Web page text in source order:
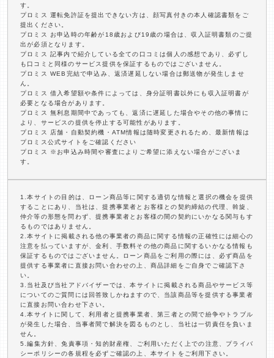
す。
プロミス 運転免許証を提出できない方は、顔写真付きの本人確認書類をご
提出ください。
プロミス お申込時の年齢が18歳および19歳の場合は、収入証明書類のご提
出が必須となります。
プロミス 記事内で紹介している全ての口コミは個人の感想であり、必ずし
も口コミと同様のサービス提供を保証するものではございません。
プロミス WEB完結で申込み、返済遅延しない場合は郵送物が発生しませ
ん。
プロミス 借入希望額や条件によっては、身分証明書以外にも収入証明書が
必要となる場合があります。
プロミス 無利息期間中であっても、返済に遅延した場合やその他の事情に
より、サービスの提供を停止する可能性があります。
プロミス 店舗・自動契約機・ATM情報は随時変更されるため、最新情報は
プロミス公式サイトをご確認ください
プロミス ※お申込み時間や審査によりご希望に添えない場合がございま
す。
1.本サイトの目的は、ローン商品等に関する適切な情報と選択の機会を提供
することにあり、当社は、提携事業者とお客様との契約締結の代理、斡旋、
仲介等の形態を問わず、提携事業者とお客様の間の契約にいかなる関与もす
るものではありません。
2.本サイトに掲載される他の事業者の商品に関する情報の正確性には細心の
注意を払っていますが、金利、手数料その他の商品に関するいかなる情報も
保証するものではございません。ローン商品をご利用の際には、必ず商品を
提供する事業者に直接お問い合わせの上、商品詳細をご自身でご確認下さ
い。
3.当社及び当社アドバイザーでは、本サイトに掲載される商品やサービス等
についてのご質問には回答致しかねますので、当該商品等を提供する事業者
に直接お問い合わせ下さい。
4.本サイトに関して、利用者と提携事業者、第三者との間で紛争やトラブル
が発生した場合、当事者間で解決を図るものとし、当社は一切責任を負いま
せん。
5.編集方針、免責事項・知的財産権、ご利用いただく上での注意、プライバ
シーポリシーの各規程を必ずご確認の上、本サイトをご利用下さい。